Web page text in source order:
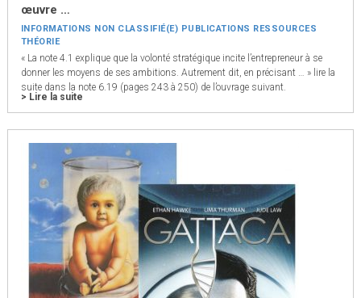
œuvre …
INFORMATIONS NON CLASSIFIÉ(E) PUBLICATIONS RESSOURCES
THÉORIE
« La note 4.1 explique que la volonté stratégique incite l’entrepreneur à se
donner les moyens de ses ambitions. Autrement dit, en précisant … » lire la
suite dans la note 6.19 (pages 243 à 250) de l’ouvrage suivant.
> Lire la suite